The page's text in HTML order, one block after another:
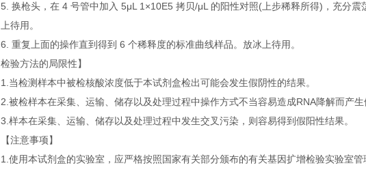
5. 换枪头，在 4 号管中加入 5μL 1×10E5 拷贝/μL 的阳性对照(上步稀释所得)，充分
上待用。
6. 重复上面的操作直到得到 6 个稀释度的标准曲线样品。放冰上待用。
检验方法的局限性】
1.当检测样本中被检核酸浓度低于本试剂盒检出可能会发生假阴性的结果。
2.被检样本在采集、运输、储存以及处理过程中操作方式不当容易造成RNA降解而产生
3.样本在采集、运输、储存以及处理过程中发生交叉污染，则容易得到假阳性结果。
【注意事项】
1.使用本试剂盒的实验室，应严格按照国家有关部分颁布的有关基因扩增检验实验室管